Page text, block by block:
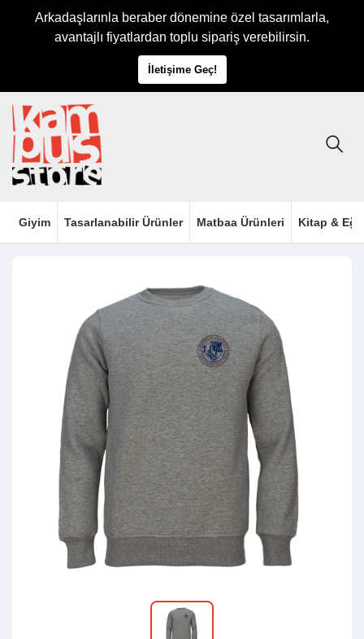
Arkadaşlarınla beraber dönemine özel tasarımlarla,
avantajlı fiyatlardan toplu sipariş verebilirsin.
İletişime Geç!
Giyim Tasarlanabilir Ürünler Matbaa Ürünleri Kitap &